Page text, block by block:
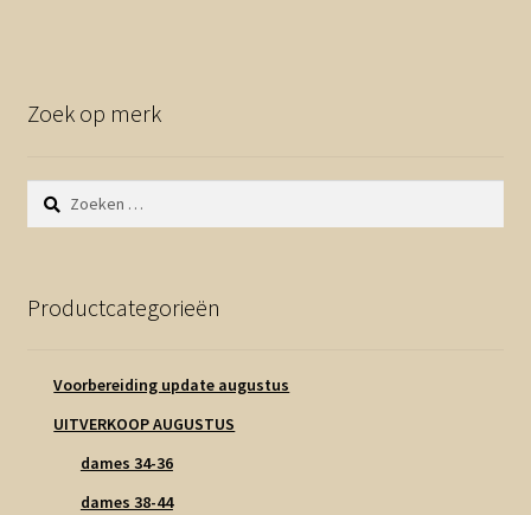
Zoek op merk
Zoeken
naar:
Productcategorieën
Voorbereiding update augustus
UITVERKOOP AUGUSTUS
dames 34-36
dames 38-44